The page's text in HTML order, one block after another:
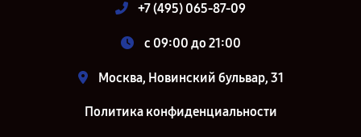
+7 (495) 065-87-09
c 09:00 до 21:00
Москва, Новинский бульвар, 31
Политика конфиденциальности